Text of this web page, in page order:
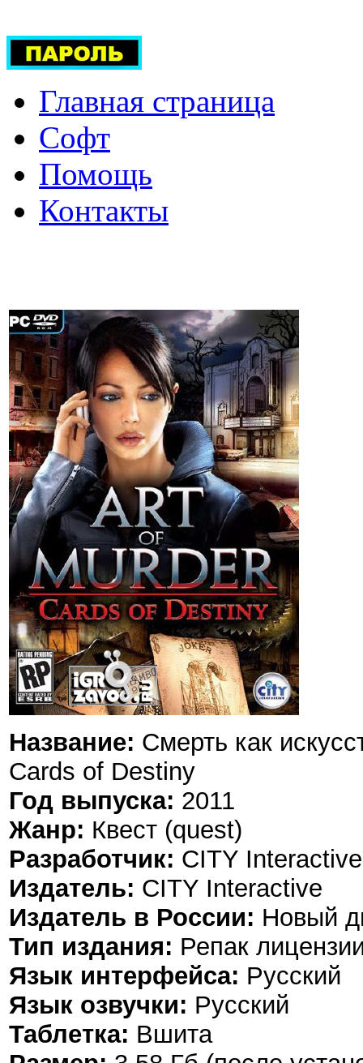
Главная страница
Софт
Помощь
Контакты
Название: Смерть как
Cards of Destiny
Год выпуска: 2011
Жанр: Квест (quest)
Разработчик: CITY Interactive
Издатель: CITY Interactive
Издатель в России: Новый
Тип издания: Репак
Язык интерфейса: Русский
Язык озвучки: Русский
Таблетка: Вшита